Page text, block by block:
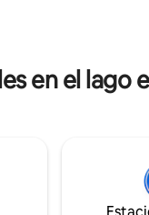
en el lago